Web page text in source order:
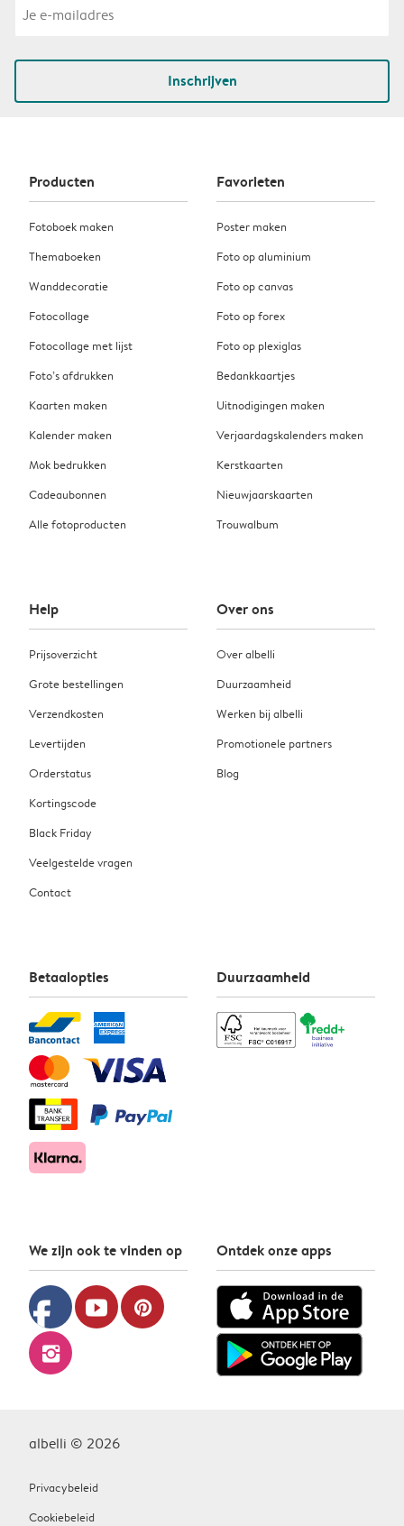
Inschrijven
Producten
Fotoboek maken
Themaboeken
Wanddecoratie
Fotocollage
Fotocollage met lijst
Foto’s afdrukken
Kaarten maken
Kalender maken
Mok bedrukken
Cadeaubonnen
Alle fotoproducten
Favorieten
Poster maken
Foto op aluminium
Foto op canvas
Foto op forex
Foto op plexiglas
Bedankkaartjes
Uitnodigingen maken
Verjaardagskalenders maken
Kerstkaarten
Nieuwjaarskaarten
Trouwalbum
Help
Prijsoverzicht
Grote bestellingen
Verzendkosten
Levertijden
Orderstatus
Kortingscode
Black Friday
Veelgestelde vragen
Contact
Over ons
Over albelli
Duurzaamheid
Werken bij albelli
Promotionele partners
Blog
Betaalopties Duurzaamheid
We zijn ook te vinden op
facebook youtube pinterest
instagram
Ontdek onze apps
albelli © 2026
Privacybeleid
Cookiebeleid